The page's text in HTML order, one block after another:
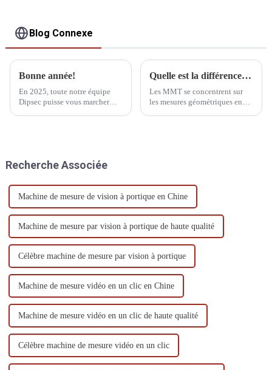
Blog Connexe
Bonne année!
En 2025, toute notre équipe
Dipsec puisse vous marcher
Quelle est la différence entre CMM et profilomètre
Les MMT se concentrent sur
les mesures géométriques en
Recherche Associée
Machine de mesure de vision à portique en Chine
Machine de mesure par vision à portique de haute qualité
Célèbre machine de mesure par vision à portique
Machine de mesure vidéo en un clic en Chine
Machine de mesure vidéo en un clic de haute qualité
Célèbre machine de mesure vidéo en un clic